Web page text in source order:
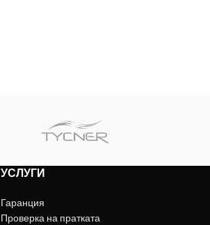
УСЛУГИ
Гаранция
Проверка на пратката